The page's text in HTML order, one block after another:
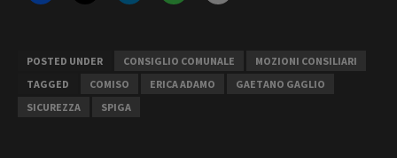
POSTED UNDER CONSIGLIO COMUNALE
MOZIONI CONSILIARI
TAGGED
COMISO ERICA ADAMO
GAETANO GAGLIO
SICUREZZA
SPIGA